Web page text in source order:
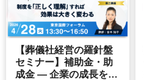
【葬儀社経営の羅針盤
セミナー】補助金・助
成金 ― 企業の成長を支